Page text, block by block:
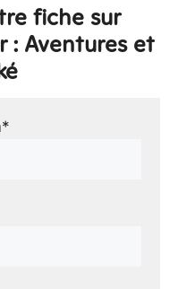
fiche sur
: Aventures et